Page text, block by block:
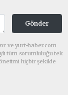
Gönder
ve yurt-haber.com
tüm sorumluluğu tek
hiçbir şekilde